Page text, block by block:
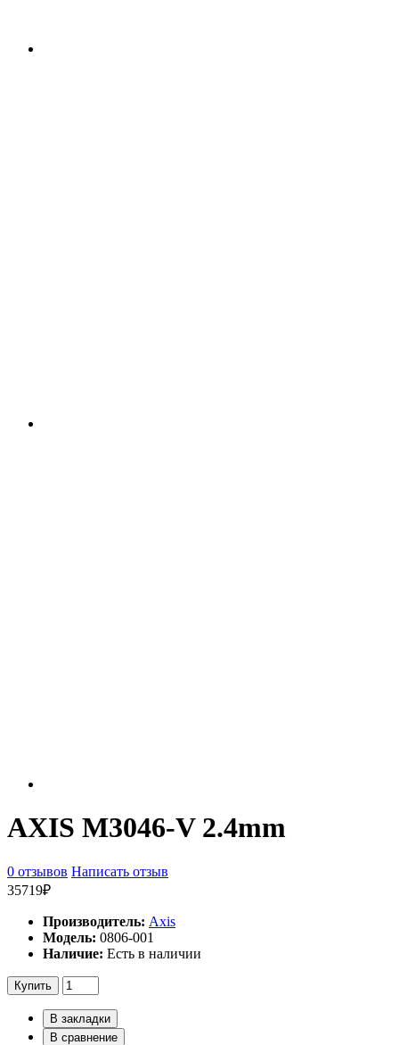
AXIS M3046-V 2.4mm
0 отзывов Написать отзыв
35719₽
Производитель: Axis
Модель: 0806-001
Наличие: Есть в наличии
Купить
В закладки
В сравнение